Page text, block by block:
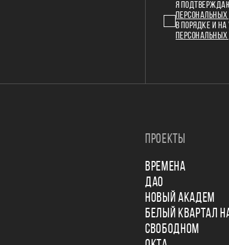
Я
В ПОРЯДКЕ И
ПРОЕКТЫ
ВРЕМЕНА
ДАО
НОВЫЙ АКАДЕМ
БЕЛЫЙ КВАРТАЛ
СВОБОДНОМ